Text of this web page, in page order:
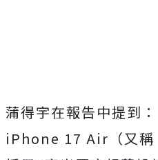
蒲得宇在報告中提到
iPhone 17 Air（又稱